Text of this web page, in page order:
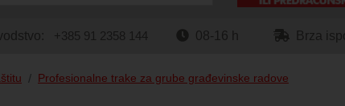
+385 91 2358 144 08-16 h Brza
Profesionalne trake za grube građevinske radove